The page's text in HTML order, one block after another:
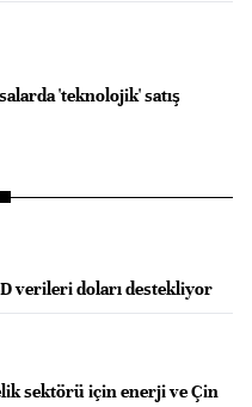
'teknolojik' satış
verileri doları destekliyor
sektörü için enerji ve Çin